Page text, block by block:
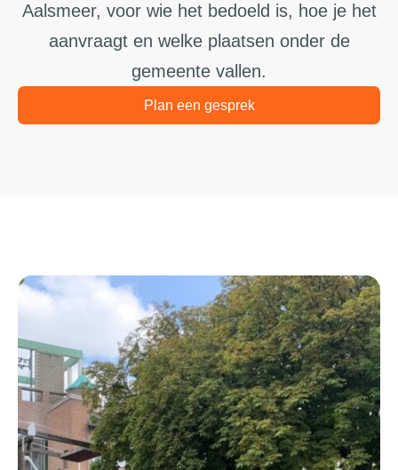
Aalsmeer, voor wie het bedoeld is, hoe je het
aanvraagt en welke plaatsen onder de
gemeente vallen.
Plan een gesprek